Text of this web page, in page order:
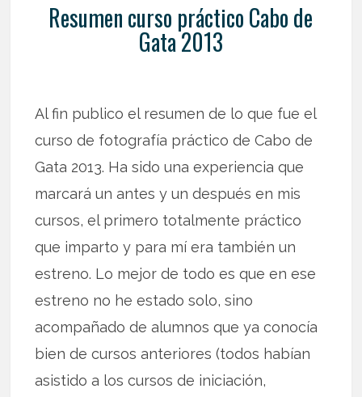
Resumen curso práctico Cabo de
Gata 2013
Al fin publico el resumen de lo que fue el
curso de fotografía práctico de Cabo de
Gata 2013. Ha sido una experiencia que
marcará un antes y un después en mis
cursos, el primero totalmente práctico
que imparto y para mí era también un
estreno. Lo mejor de todo es que en ese
estreno no he estado solo, sino
acompañado de alumnos que ya conocía
bien de cursos anteriores (todos habían
asistido a los cursos de iniciación,